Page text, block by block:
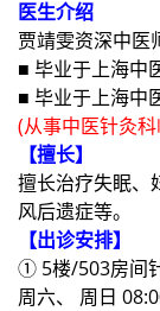
医生介绍
贾靖雯资深中医
■ 毕业于上海中
■ 毕业于上海中
(从事中医针灸科
【擅长】
擅长治疗失眠、
风后遗症等。
【出诊安排】
① 5楼/503房间
周六、 周日